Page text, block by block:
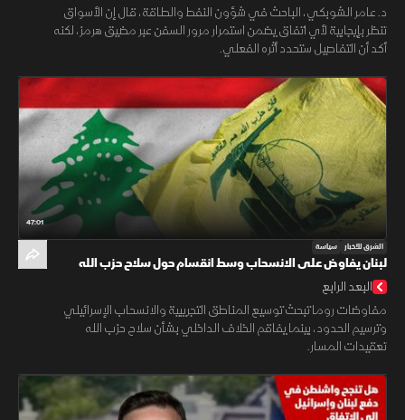
د. عامر الشوبكي، الباحث في شؤون النفط والطاقة، قال إن الأسواق
تنظر بإيجابية لأي اتفاق يضمن استمرار مرور السفن عبر مضيق هرمز، لكنه
أكد أن التفاصيل ستحدد أثره الفعلي.
47:01
الشرق للأخبار سياسة
لبنان يفاوض على الانسحاب وسط انقسام حول سلاح حزب الله
البعد الرابع
مفاوضات روما تبحث توسيع المناطق التجريبية والانسحاب الإسرائيلي
وترسيم الحدود، بينما يفاقم الخلاف الداخلي بشأن سلاح حزب الله
تعقيدات المسار.